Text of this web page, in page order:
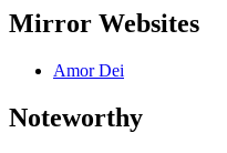
Mirror Websites
Amor Dei
Noteworthy